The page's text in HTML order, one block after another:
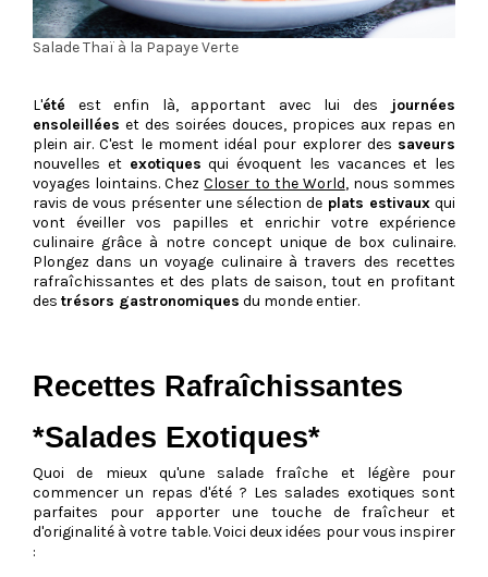
Salade Thaï à la Papaye Verte
L'été est enfin là, apportant avec lui des journées
ensoleillées et des soirées douces, propices aux repas en
plein air. C'est le moment idéal pour explorer des saveurs
nouvelles et exotiques qui évoquent les vacances et les
voyages lointains. ChezCloser to the World, nous sommes
ravis de vous présenter une sélection de plats estivaux qui
vont éveiller vos papilles et enrichir votre expérience
culinaire grâce à notre concept unique de box culinaire.
Plongez dans un voyage culinaire à travers des recettes
rafraîchissantes et des plats de saison, tout en profitant
des trésors gastronomiques du monde entier.
Recettes Rafraîchissantes
*Salades Exotiques*
Quoi de mieux qu'une salade fraîche et légère pour
commencer un repas d'été ? Les salades exotiques sont
parfaites pour apporter une touche de fraîcheur et
d'originalité à votre table. Voici deux idées pour vous inspirer
: